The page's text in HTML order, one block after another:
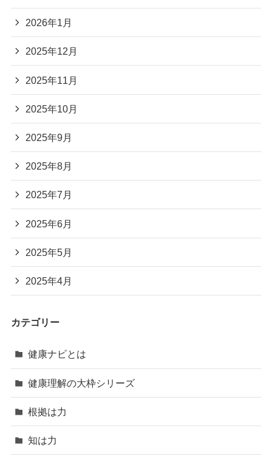
2026年1月
2025年12月
2025年11月
2025年10月
2025年9月
2025年8月
2025年7月
2025年6月
2025年5月
2025年4月
カテゴリー
健康ナビとは
健康理解の大枠シリーズ
根拠は力
知は力